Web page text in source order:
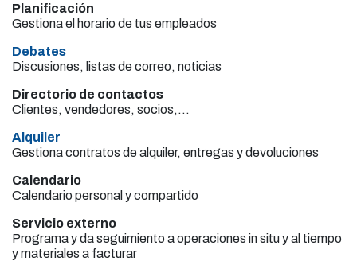
Planificación
Gestiona el horario de tus empleados
Debates
Discusiones, listas de correo, noticias
Directorio de contactos
Clientes, vendedores, socios,...
Alquiler
Gestiona contratos de alquiler, entregas y devoluciones
Calendario
Calendario personal y compartido
Servicio externo
Programa y da seguimiento a operaciones in situ y al tiempo
y materiales a facturar